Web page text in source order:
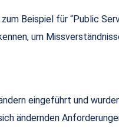
Beispiel für “Public
um
eingeführt und
ändernden